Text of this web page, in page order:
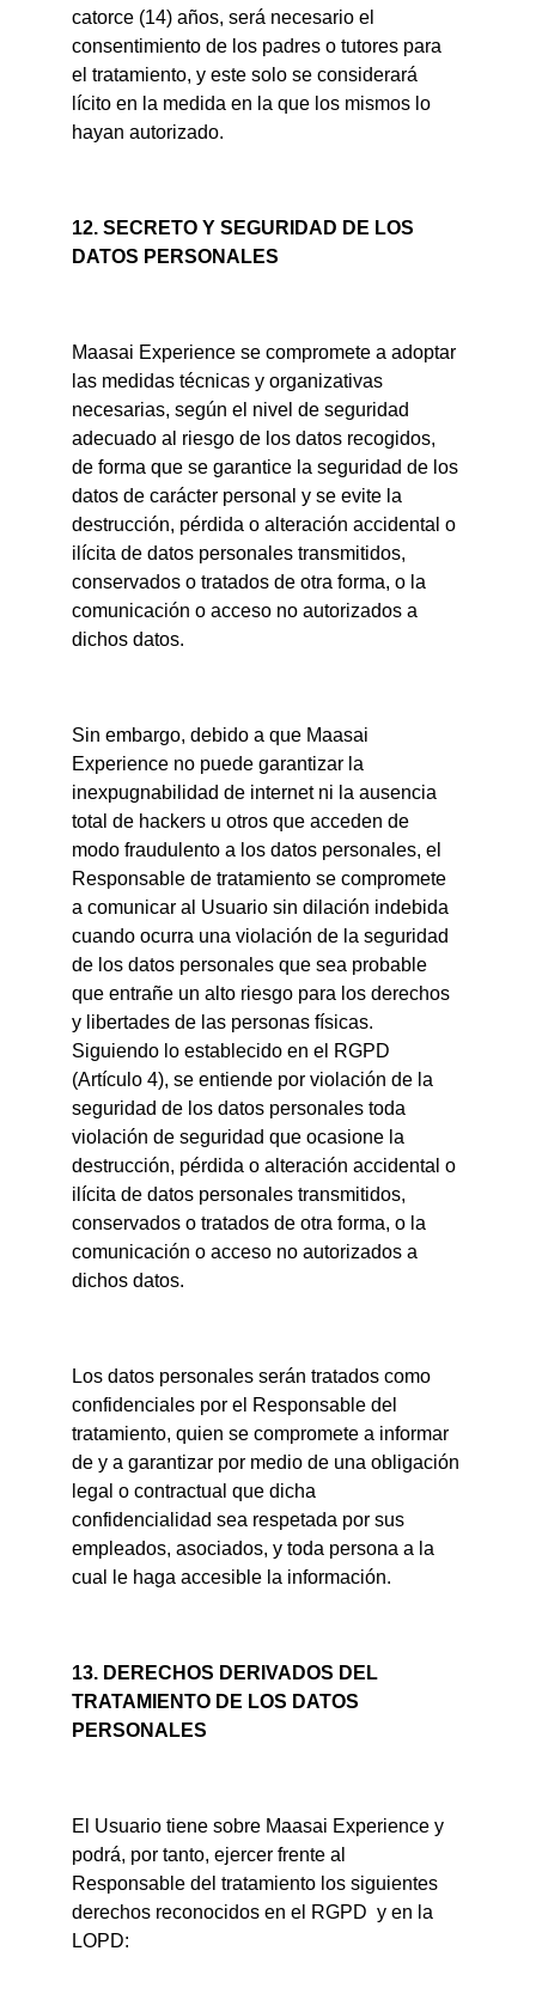
catorce (14) años, será necesario el
consentimiento de los padres o tutores para
el tratamiento, y este solo se considerará
lícito en la medida en la que los mismos lo
hayan autorizado.
12. SECRETO Y SEGURIDAD DE LOS
DATOS PERSONALES
Maasai Experience se compromete a adoptar
las medidas técnicas y organizativas
necesarias, según el nivel de seguridad
adecuado al riesgo de los datos recogidos,
de forma que se garantice la seguridad de los
datos de carácter personal y se evite la
destrucción, pérdida o alteración accidental o
ilícita de datos personales transmitidos,
conservados o tratados de otra forma, o la
comunicación o acceso no autorizados a
dichos datos.
Sin embargo, debido a que Maasai
Experience no puede garantizar la
inexpugnabilidad de internet ni la ausencia
total de hackers u otros que acceden de
modo fraudulento a los datos personales, el
Responsable de tratamiento se compromete
a comunicar al Usuario sin dilación indebida
cuando ocurra una violación de la seguridad
de los datos personales que sea probable
que entrañe un alto riesgo para los derechos
y libertades de las personas físicas.
Siguiendo lo establecido en el RGPD
(Artículo 4), se entiende por violación de la
seguridad de los datos personales toda
violación de seguridad que ocasione la
destrucción, pérdida o alteración accidental o
ilícita de datos personales transmitidos,
conservados o tratados de otra forma, o la
comunicación o acceso no autorizados a
dichos datos.
Los datos personales serán tratados como
confidenciales por el Responsable del
tratamiento, quien se compromete a informar
de y a garantizar por medio de una obligación
legal o contractual que dicha
confidencialidad sea respetada por sus
empleados, asociados, y toda persona a la
cual le haga accesible la información.
13. DERECHOS DERIVADOS DEL
TRATAMIENTO DE LOS DATOS
PERSONALES
El Usuario tiene sobre Maasai Experience y
podrá, por tanto, ejercer frente al
Responsable del tratamiento los siguientes
derechos reconocidos en el RGPD  y en la
LOPD: